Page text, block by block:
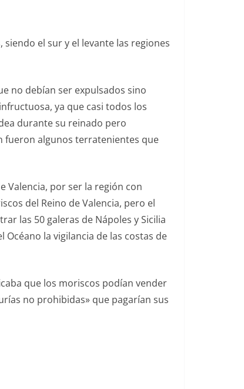
el sur y el levante las regiones
no debían ser expulsados sino
ya que casi todos los
durante su reinado pero
fueron algunos terratenientes que
Valencia, por ser la región con
del Reino de Valencia, pero el
las 50 galeras de Nápoles y Sicilia
la vigilancia de las costas de
que los moriscos podían vender
no prohibidas» que pagarían sus